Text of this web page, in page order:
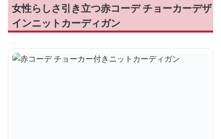
女性らしさ引き立つ赤コーデ チョーカーデザ
インニットカーディガン